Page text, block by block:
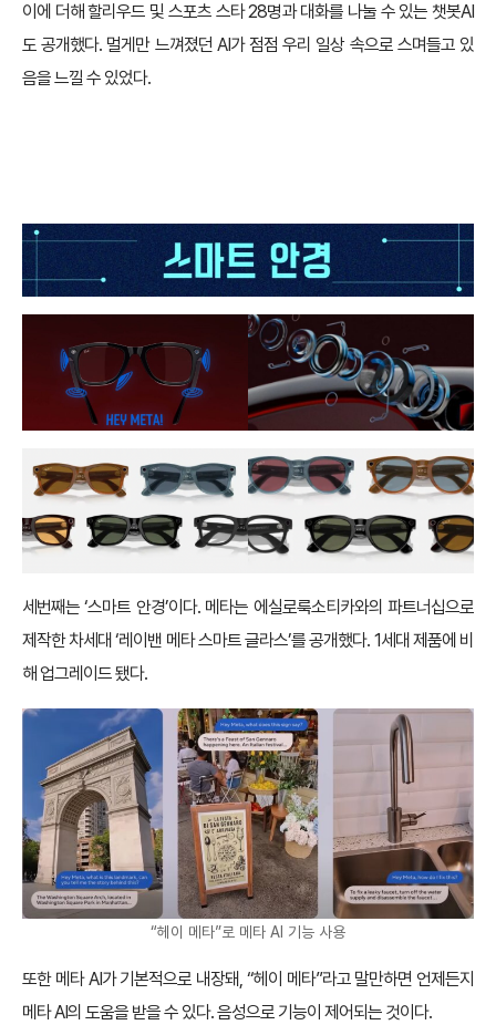
이에 더해 할리우드 및 스포츠 스타 28명과 대화를 나눌 수 있는 챗봇AI
도 공개했다. 멀게만 느껴졌던 AI가 점점 우리 일상 속으로 스며들고 있
음을 느낄 수 있었다.
세번째는 ‘스마트 안경’이다. 메타는 에실로룩소티카와의 파트너십으로
제작한 차세대 ‘레이밴 메타 스마트 글라스’를 공개했다. 1세대 제품에 비
해 업그레이드 됐다.
“헤이 메타”로 메타 AI 기능 사용
또한 메타 AI가 기본적으로 내장돼, “헤이 메타”라고 말만하면 언제든지
메타 AI의 도움을 받을 수 있다. 음성으로 기능이 제어되는 것이다.